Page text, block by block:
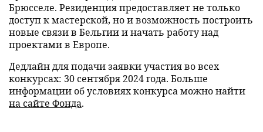
Брюсселе. Резиденция предоставляет не только
доступ к мастерской, но и возможность построить
новые связи в Бельгии и начать работу над
проектами в Европе.
Дедлайн для подачи заявки участия во всех
конкурсах: 30 сентября 2024 года. Больше
информации об условиях конкурса можно найти
на сайте Фонда.